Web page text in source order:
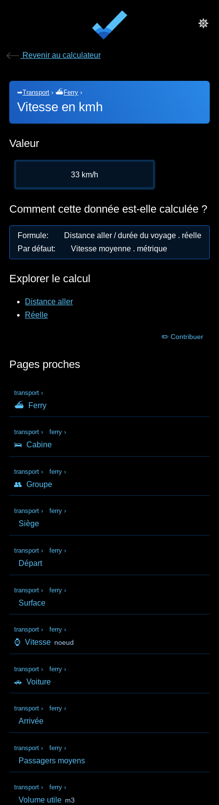
Revenir au calculateur
➡Transport ›⛴ Ferry ›
Vitesse en kmh
Valeur
33 km/h
Comment cette donnée est-elle calculée ?
Formule:
Distance aller / durée du voyage . réelle
Par défaut: Vitesse moyenne . métrique
Explorer le calcul
Distance aller
Réelle
✏️ Contribuer
Pages proches
transport ›
⛴ Ferry
transport › ferry ›
🛌 Cabine
transport › ferry ›
👥 Groupe
transport › ferry ›
Siège
transport › ferry ›
Départ
transport › ferry ›
Surface
transport › ferry ›
⌚ Vitesse noeud
transport › ferry ›
🚗 Voiture
transport › ferry ›
Arrivée
transport › ferry ›
Passagers moyens
transport › ferry ›
Volume utile m3